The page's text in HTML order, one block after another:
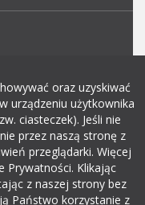
oraz uzyskiwać
urządzeniu użytkownika
ciasteczek). Jeśli nie
przez naszą stronę z
przeglądarki. Więcej
Prywatności. Klikając
z naszej strony bez
Państwo korzystanie z